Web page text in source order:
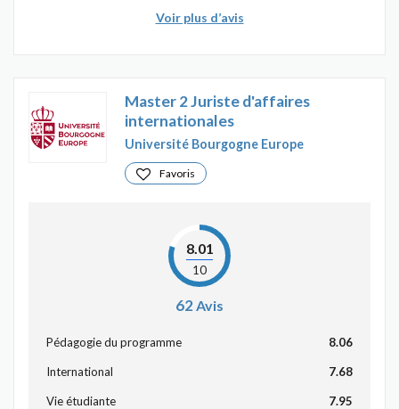
Voir plus d’avis
Master 2 Juriste d'affaires
internationales
Université Bourgogne Europe
Favoris
8.01
10
62Avis
Pédagogie du programme 8.06
International 7.68
Vie étudiante 7.95